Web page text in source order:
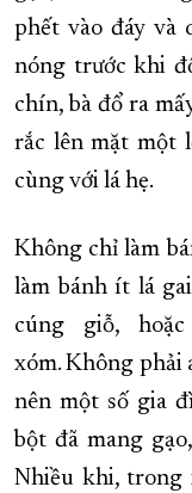
phết vào đáy và
nóng trước khi
chín, bà đổ ra
rắc lên mặt một
cùng với lá hẹ.
Không chỉ làm
làm bánh ít lá
cúng giỗ,
xóm. Không phải
nên một số gia
bột đã mang
Nhiều khi, trong